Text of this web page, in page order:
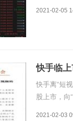
的公告称
中香港发
2021-02-05
快手临
快手离“短
股上市，
时。如果
2021-02-03